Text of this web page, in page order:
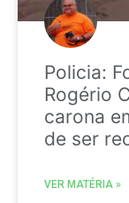
Policia:
Rogério
carona
de ser
VER MATÉRIA »